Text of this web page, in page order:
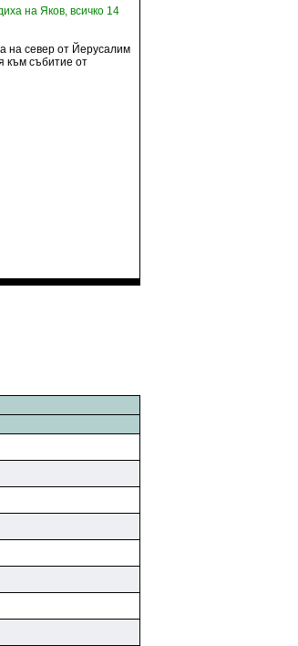
на Яков, всичко 14
на север от Йерусалим
към събитие от